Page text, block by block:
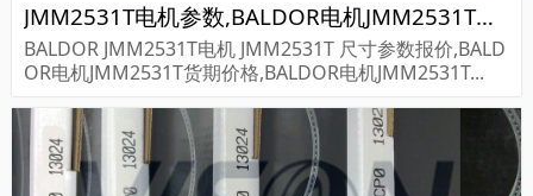
JMM2531T电机参数,BALDOR电机JMM2531T重量
BALDOR JMM2531T电机 JMM2531T 尺寸参数报价,BALD
OR电机JMM2531T货期价格,BALDOR电机JMM2531T...